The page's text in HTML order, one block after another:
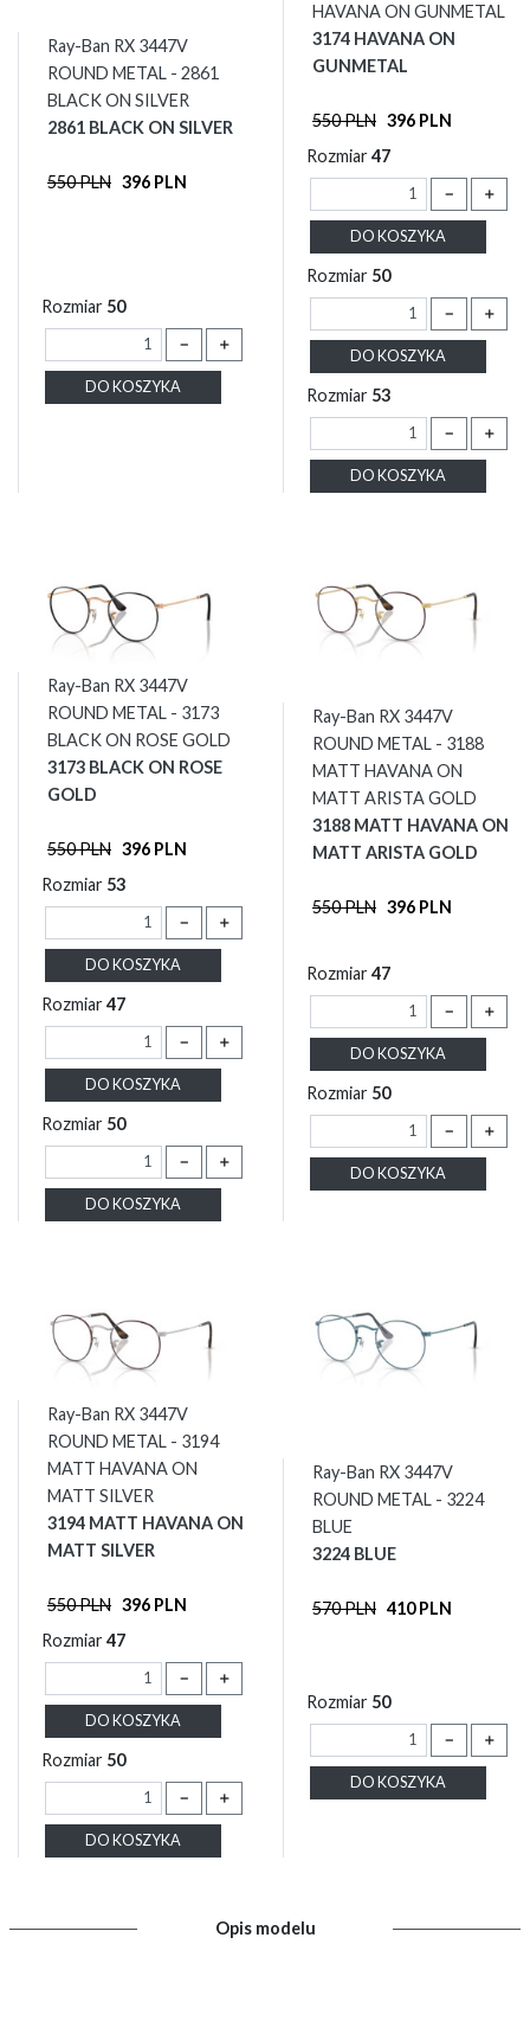
Ray-Ban RX 3447V
ROUND METAL - 2861
BLACK ON SILVER
2861 BLACK ON SILVER
550 PLN 396 PLN
Rozmiar 50
－ ＋
DO KOSZYKA
HAVANA ON GUNMETAL
3174 HAVANA ON
GUNMETAL
550 PLN 396 PLN
Rozmiar47
－ ＋
DO KOSZYKA
Rozmiar 50
－ ＋
DO KOSZYKA
Rozmiar 53
－ ＋
DO KOSZYKA
Ray-Ban RX 3447V
ROUND METAL - 3173
BLACK ON ROSE GOLD
3173 BLACK ON ROSE
GOLD
550 PLN 396 PLN
Rozmiar 53
－ ＋
DO KOSZYKA
Rozmiar47
－ ＋
DO KOSZYKA
Rozmiar 50
－ ＋
DO KOSZYKA
Ray-Ban RX 3447V
ROUND METAL - 3188
MATT HAVANA ON
MATT ARISTA GOLD
3188 MATT HAVANA ON
MATT ARISTA GOLD
550 PLN 396 PLN
Rozmiar47
－ ＋
DO KOSZYKA
Rozmiar 50
－ ＋
DO KOSZYKA
Ray-Ban RX 3447V
ROUND METAL - 3194
MATT HAVANA ON
MATT SILVER
3194 MATT HAVANA ON
MATT SILVER
550 PLN 396 PLN
Rozmiar47
－ ＋
DO KOSZYKA
Rozmiar 50
－ ＋
DO KOSZYKA
Ray-Ban RX 3447V
ROUND METAL - 3224
BLUE
3224 BLUE
570 PLN 410 PLN
Rozmiar 50
－ ＋
DO KOSZYKA
Opis modelu